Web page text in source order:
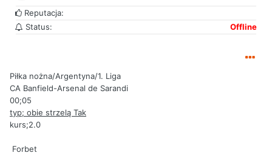
Reputacja:
Status:
Offline
Piłka nożna/Argentyna/1. Liga
CA Banfield-Arsenal de Sarandi
00;05
typ; obie strzelą Tak
kurs;2.0
Forbet